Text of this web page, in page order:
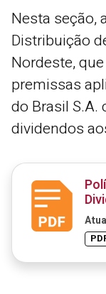
Nesta seção,
Distribuição
Nordeste,
premissas
do Brasil
dividendos